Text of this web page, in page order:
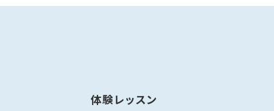
体験レッスン